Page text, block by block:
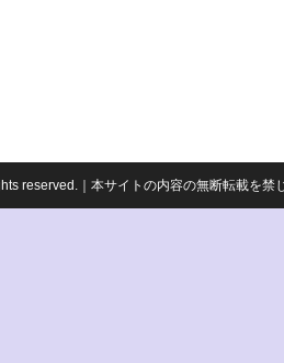
reserved.｜本サイトの内容の無断転載を禁